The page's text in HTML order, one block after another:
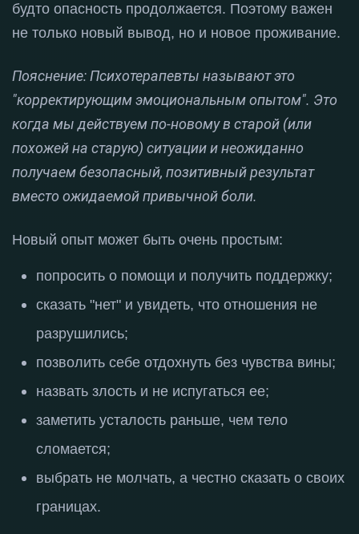
будто опасность продолжается. Поэтому важен
не только новый вывод, но и новое проживание.
Пояснение: Психотерапевты называют это
"корректирующим эмоциональным опытом". Это
когда мы действуем по-новому в старой (или
похожей на старую) ситуации и неожиданно
получаем безопасный, позитивный результат
вместо ожидаемой привычной боли.
Новый опыт может быть очень простым:
попросить о помощи и получить поддержку;
сказать "нет" и увидеть, что отношения не
разрушились;
позволить себе отдохнуть без чувства вины;
назвать злость и не испугаться ее;
заметить усталость раньше, чем тело
сломается;
выбрать не молчать, а честно сказать о своих
границах.